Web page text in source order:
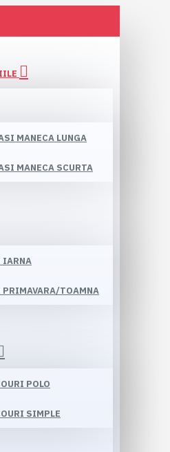
MANECA LUNGA
MANECA SCURTA
IARNA
PRIMAVARA/TOAMNA
POLO
SIMPLE